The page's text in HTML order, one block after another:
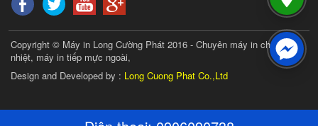
Copyright © Máy in Long Cường Phát 2016 - Chuyên máy in chuyển
nhiệt, máy in tiếp mực ngoài,
Design and Developed by : Long Cuong Phat Co.,Ltd